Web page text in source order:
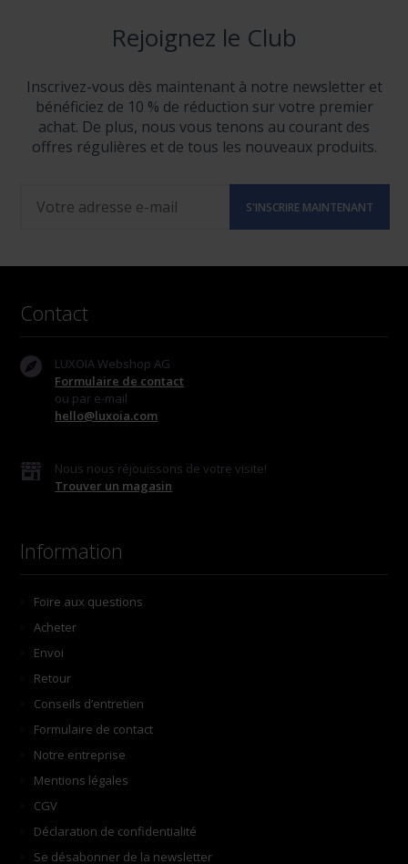
Rejoignez le Club
Inscrivez-vous dès maintenant à notre newsletter et
bénéficiez de 10 % de réduction sur votre premier
achat. De plus, nous vous tenons au courant des
offres régulières et de tous les nouveaux produits.
Contact
LUXOIA Webshop AG
Formulaire de contact
ou par e-mail
hello@luxoia.com
Nous nous réjouissons de votre visite!
Trouver un magasin
Information
Foire aux questions
Acheter
Envoi
Retour
Conseils d’entretien
Formulaire de contact
Notre entreprise
Mentions légales
CGV
Déclaration de confidentialité
Se désabonner de la newsletter